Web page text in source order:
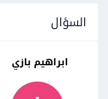
السؤال
ابراهيم بازي